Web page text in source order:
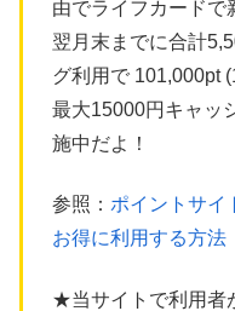
由でライフカードで
翌月末までに合計
グ利用で 101,000pt
最大15000円キャッ
施中だよ！
参照： ポイントサイ
お得に利用する方法
★当サイトで利用者